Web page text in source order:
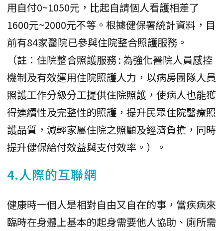
用自付0~1050元，比起自請個人看護相差了
1600元~2000元不等。根據健保署統計資料，目
前有84家醫院已參與住院整合照護服務。
（註：住院整合照護服務 : 為強化醫院人員感控
機制及有效運用住院照護人力，以病房團隊人員
照護工作分級分工提供住院照護，使病人也能獲
得連續性及完整性的照護，提升民眾住院醫療照
護品質，減輕家屬住院之照顧及經濟負擔，同時
提升健保給付效益與支付效率。）。
4.人際的互聯網
健康時一個人是相對自由又自在的事，當疾病來
臨時在身體上基本的起身需要他人協助、廁所需